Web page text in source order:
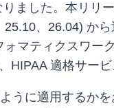
ました。本リリ
、26.04) か
マティクスワー
適格サービ
うに適用するか